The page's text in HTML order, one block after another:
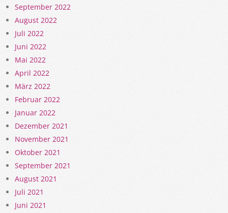
September 2022
August 2022
Juli 2022
Juni 2022
Mai 2022
April 2022
März 2022
Februar 2022
Januar 2022
Dezember 2021
November 2021
Oktober 2021
September 2021
August 2021
Juli 2021
Juni 2021